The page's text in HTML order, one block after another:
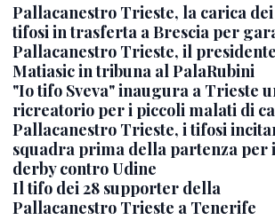
Pallacanestro Trieste, la carica
tifosi in trasferta a Brescia per
Pallacanestro Trieste, il presidente
Matiasic in tribuna al PalaRubini
"Io tifo Sveva" inaugura a Trieste
ricreatorio per i piccoli malati di
Pallacanestro Trieste, i tifosi
squadra prima della partenza per
derby contro Udine
Il tifo dei 28 supporter della
Pallacanestro Trieste a Tenerife